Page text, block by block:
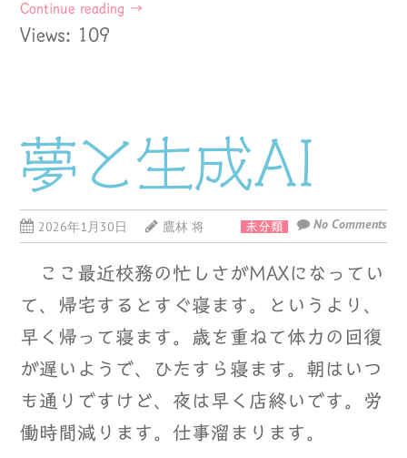
Continue reading →
Views: 109
夢と生成AI
2026年1月30日 鷹林 将 未分類 No Comments
ここ最近校務の忙しさがMAXになってい
て、帰宅するとすぐ寝ます。というより、
早く帰って寝ます。歳を重ねて体力の回復
が遅いようで、ひたすら寝ます。朝はいつ
も通りですけど、夜は早く店終いです。労
働時間減ります。仕事溜まります。